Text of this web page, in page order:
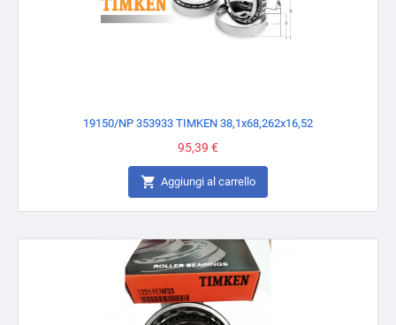
19150/NP 353933 TIMKEN 38,1x68,262x16,52
Prezzo
95,39 €
 Aggiungi al carrello